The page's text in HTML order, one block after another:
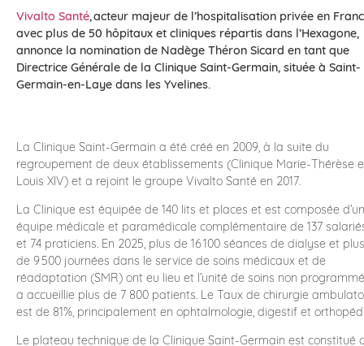
Vivalto Santé, acteur majeur de l’hospitalisation privée en
avec plus de 50 hôpitaux et cliniques répartis dans l’Hexagone,
annonce la nomination de Nadège Théron Sicard en tant que
Directrice Générale de la Clinique Saint-Germain, située à Saint-
Germain-en-Laye dans les Yvelines.
La Clinique Saint-Germain a été créé en 2009, à la suite du
regroupement de deux établissements (Clinique Marie-Thérèse
Louis XIV) et a rejoint le groupe Vivalto Santé en 2017.
La Clinique est équipée de 140 lits et places et est composée
équipe médicale et paramédicale complémentaire de 137
et 74 praticiens. En 2025, plus de 16 100 séances de dialyse et plus
de 9 500 journées dans le service de soins médicaux et de
réadaptation (SMR) ont eu lieu et l’unité de soins non
a accueillie plus de 7 800 patients. Le Taux de chirurgie
est de 81%, principalement en ophtalmologie, digestif et
Le plateau technique de la Clinique Saint-Germain est constitué